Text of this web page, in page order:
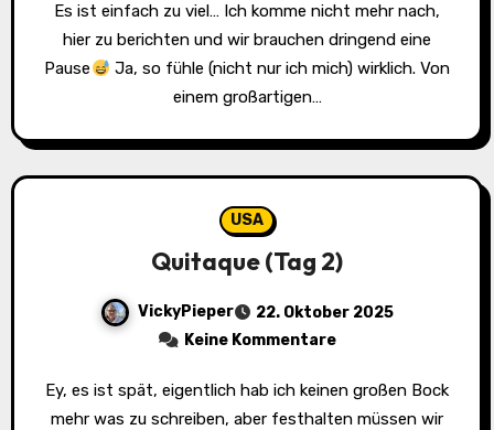
Es ist einfach zu viel… Ich komme nicht mehr nach,
hier zu berichten und wir brauchen dringend eine
Pause
Ja, so fühle (nicht nur ich mich) wirklich. Von
einem großartigen…
USA
Quitaque (Tag 2)
VickyPieper
22. Oktober 2025
Keine Kommentare
Ey, es ist spät, eigentlich hab ich keinen großen Bock
mehr was zu schreiben, aber festhalten müssen wir